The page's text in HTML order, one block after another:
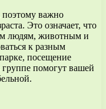
важно
Это означает, что
людям, животным и
к разным
посещение
помогут вашей